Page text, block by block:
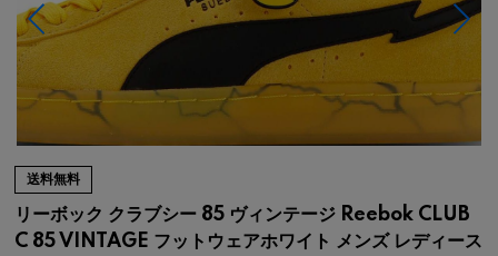
送料無料
リーボック クラブシー 85 ヴィンテージ Reebok CLUB
C 85 VINTAGE フットウェアホワイト メンズ レディース